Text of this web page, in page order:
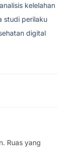
kelelahan
studi perilaku
digital
Ruas yang